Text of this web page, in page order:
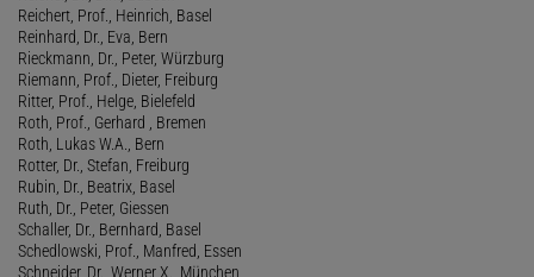
Reichert, Prof., Heinrich, Basel
Reinhard, Dr., Eva, Bern
Rieckmann, Dr., Peter, Würzburg
Riemann, Prof., Dieter, Freiburg
Ritter, Prof., Helge, Bielefeld
Roth, Prof., Gerhard , Bremen
Roth, Lukas W.A., Bern
Rotter, Dr., Stefan, Freiburg
Rubin, Dr., Beatrix, Basel
Ruth, Dr., Peter, Giessen
Schaller, Dr., Bernhard, Basel
Schedlowski, Prof., Manfred, Essen
Schneider, Dr., Werner X., München